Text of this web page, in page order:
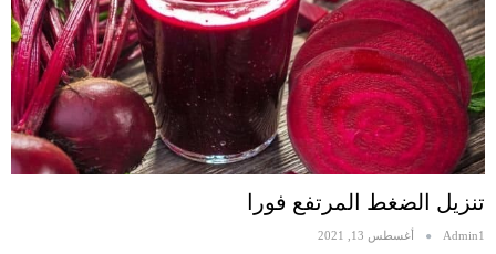
تنزيل الضغط المرتفع فورا
Admin1 أغسطس 13, 2021